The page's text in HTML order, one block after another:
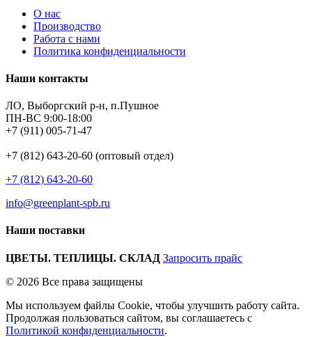
О нас
Производство
Работа с нами
Политика конфиденциальности
Наши контакты
ЛО, Выборгский р-н, п.Пушное
ПН-ВС 9:00-18:00
+7 (911) 005-71-47
+7 (812) 643-20-60 (оптовый отдел)
+7 (812) 643-20-60
info@greenplant-spb.ru
Наши поставки
ЦВЕТЫ. ТЕПЛИЦЫ. СКЛАД Запросить прайс
© 2026 Все права защищены
Мы используем файлы Cookie, чтобы улучшить работу сайта.
Продолжая пользоваться сайтом, вы соглашаетесь с
Политикой конфиденциальности.